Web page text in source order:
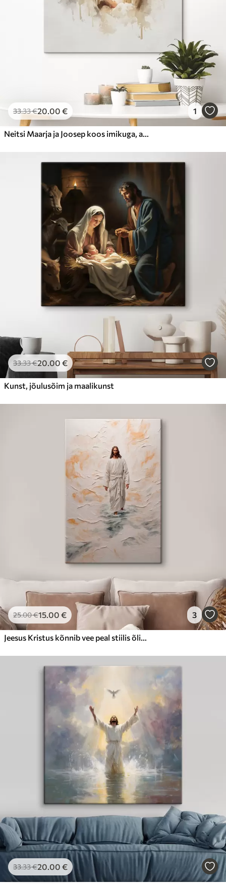
33.33€20.00 € 1
Neitsi Maarja ja Joosep koos imikuga, akvarellistiilis
33.33€20.00 €
Kunst, jõulusõim ja maalikunst
25.00€15.00 € 3
Jeesus Kristus kõnnib vee peal stiilis õlimaal
33.33€20.00 €